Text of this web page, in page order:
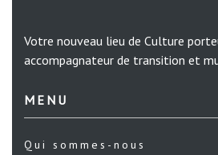
Votre nouveau lieu de Culture
accompagnateur de transition et
MENU
Qui sommes-nous